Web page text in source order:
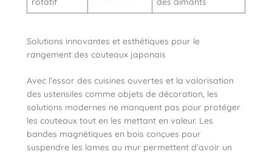
Solutions innovantes et esthétiques pour le
rangement des couteaux japonais
Avec l’essor des cuisines ouvertes et la valorisation
des ustensiles comme objets de décoration, les
solutions modernes ne manquent pas pour protéger
les couteaux tout en les mettant en valeur. Les
bandes magnétiques en bois conçues pour
suspendre les lames au mur permettent d’avoir un